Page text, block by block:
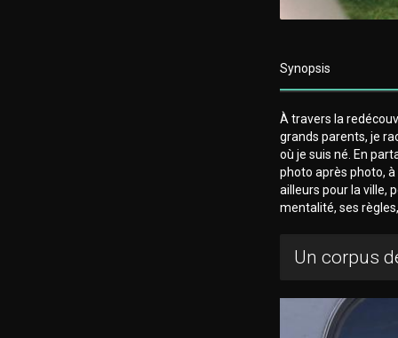
Synopsis
À travers la
grands parents, je
où je suis né. En
photo après photo,
ailleurs pour la ville,
mentalité, ses
Un corpus